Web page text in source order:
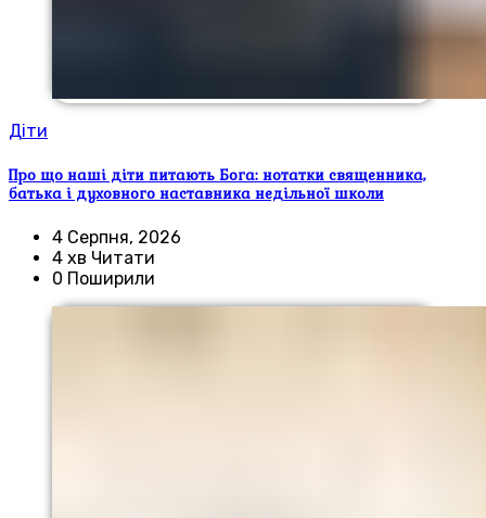
Діти
Про що наші діти питають Бога: нотатки священника,
батька і духовного наставника недільної школи
4 Серпня, 2026
4 хв Читати
0 Поширили